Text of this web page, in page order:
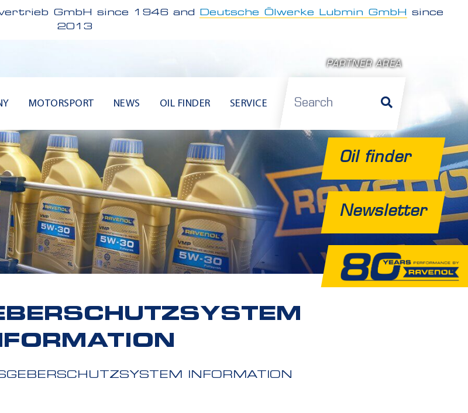
GmbH since 1946 and Deutsche Ölwerke Lubmin GmbH
since
2013
PARTNER AREA
MOTORSPORT NEWS OIL FINDER SERVICE
Oil finder
Newsletter
INFORMATION